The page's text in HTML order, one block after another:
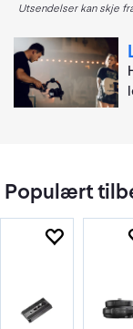
Utsendelser kan skje
Populært